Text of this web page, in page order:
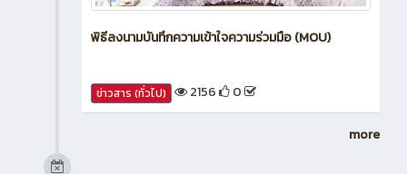
พิธีลงนามบันทึกความเข้าใจความร่วมมือ (MOU)
ข่าวสาร (ทั่วไป) 2156 0
more